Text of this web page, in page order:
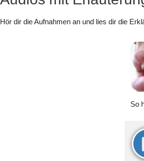
Hör dir die Aufnahmen an und lies dir die
So